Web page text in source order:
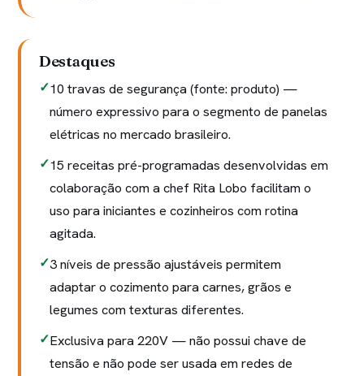
Destaques
10 travas de segurança (fonte: produto) —
número expressivo para o segmento de panelas
elétricas no mercado brasileiro.
15 receitas pré-programadas desenvolvidas em
colaboração com a chef Rita Lobo facilitam o
uso para iniciantes e cozinheiros com rotina
agitada.
3 níveis de pressão ajustáveis permitem
adaptar o cozimento para carnes, grãos e
legumes com texturas diferentes.
Exclusiva para 220V — não possui chave de
tensão e não pode ser usada em redes de